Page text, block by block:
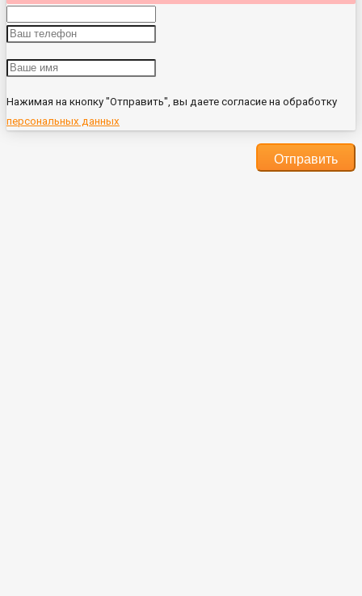
Нажимая на кнопку "Отправить", вы даете согласие на обработку
персональных данных
Отправить